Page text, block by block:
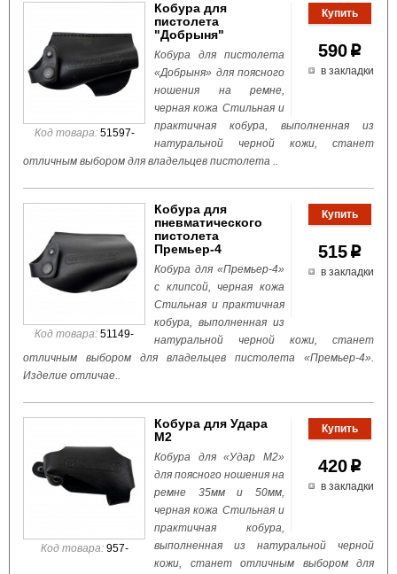
590p
в закладки
Код товара: 51597-
Кобура для
пистолета
"Добрыня"
Кобура для пистолета
«Добрыня» для поясного
ношения на ремне,
черная кожа Стильная и
практичная кобура, выполненная из
натуральной черной кожи, станет
отличным выбором для владельцев пистолета ..
515p
в закладки
Код товара: 51149-
Кобура для
пневматического
пистолета
Премьер-4
Кобура для «Премьер-4»
с клипсой, черная кожа
Стильная и практичная
кобура, выполненная из
натуральной черной кожи, станет
отличным выбором для владельцев пистолета «Премьер-4».
Изделие отличае..
420p
в закладки
Код товара: 957-
Кобура для Удара
М2
Кобура для «Удар М2»
для поясного ношения на
ремне 35мм и 50мм,
черная кожа Стильная и
практичная кобура,
выполненная из натуральной черной
кожи, станет отличным выбором для